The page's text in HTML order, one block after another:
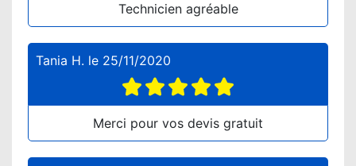
Technicien agréable
Tania H. le 25/11/2020
Merci pour vos devis gratuit